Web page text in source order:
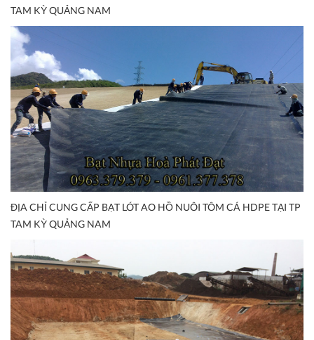
TAM KỲ QUẢNG NAM
ĐỊA CHỈ CUNG CẤP BẠT LÓT AO HỒ NUÔI TÔM CÁ HDPE TẠI TP
TAM KỲ QUẢNG NAM